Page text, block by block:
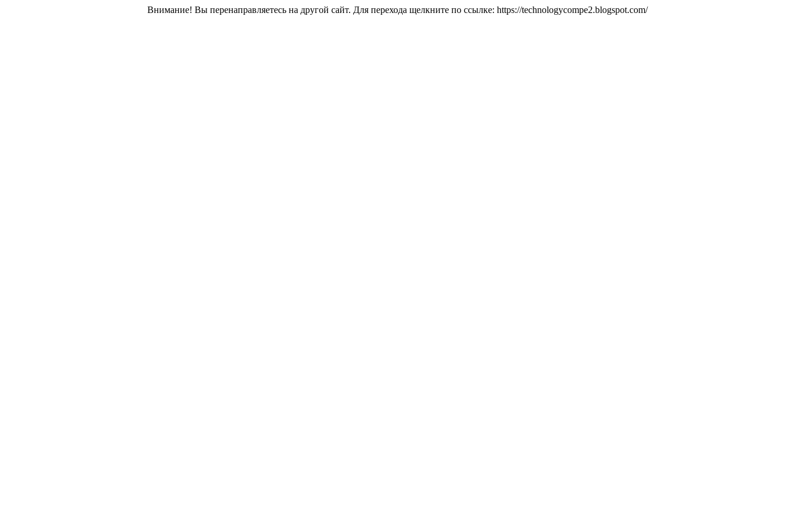
Внимание! Вы перенаправляетесь на другой сайт. Для перехода щелкните по ссылке: https://technologycompe2.blogspot.com/